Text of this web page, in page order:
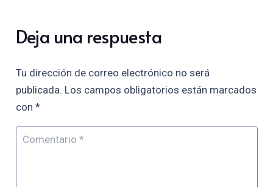
Deja una respuesta
Tu dirección de correo electrónico no será
publicada. Los campos obligatorios están marcados
con *